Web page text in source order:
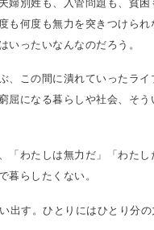
婦別姓も、入管問題も、貧
も何度も無力を突きつけら
いったいなんなのだろう。
、この間に潰れていったラ
屈になる暮らしや社会、そ
「わたしは無力だ」「わた
暮らしたくない。
出す。ひとりにはひとり分の